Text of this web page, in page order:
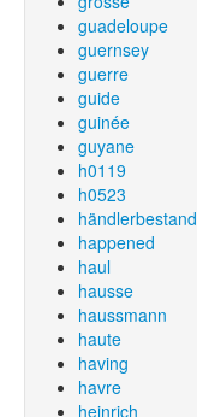
guadeloupe
guernsey
guerre
guide
guinée
guyane
h0119
h0523
händlerbestand
happened
haul
hausse
haussmann
haute
having
havre
heinrich